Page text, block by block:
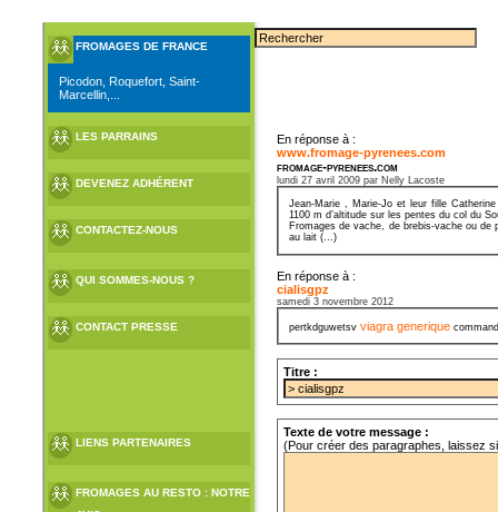
FROMAGES DE FRANCE
Picodon, Roquefort, Saint-
Marcellin,...
LES PARRAINS
DEVENEZ ADHÉRENT
CONTACTEZ-NOUS
QUI SOMMES-NOUS ?
CONTACT PRESSE
LIENS PARTENAIRES
FROMAGES AU RESTO : NOTRE
En réponse à :
www.fromage-pyrenees.com
fromage-pyrenees.com
lundi 27 avril 2009 par Nelly Lacoste
Jean-Marie , Marie-Jo et leur fille
1100 m d’altitude sur les pentes du col du
Fromages de vache, de brebis-vache ou
au lait (...)
En réponse à :
cialisgpz
samedi 3 novembre 2012
pertkdguwetsvviagra generique
Titre :
Texte de votre message :
(Pour créer des paragraphes, laissez